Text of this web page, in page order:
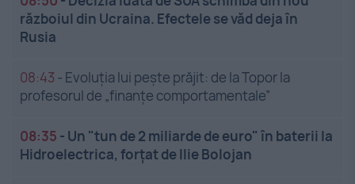
războiul din Ucraina. Efectele se văd deja în
Rusia
08:43 - Evoluția lui pește prăjit: de la Topor la
profesorul de „finanțe comportamentale”
08:35 - Un "tun de 2 miliarde de euro" în baterii la
Hidroelectrica, forțat de Ilie Bolojan